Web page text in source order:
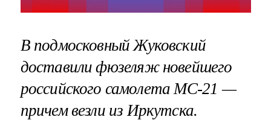
В подмосковный Жуковский
доставили фюзеляж новейшего
российского самолета МС-21 —
причем везли из Иркутска.